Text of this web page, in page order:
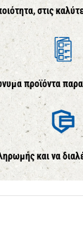
στις
προϊόντα
και να